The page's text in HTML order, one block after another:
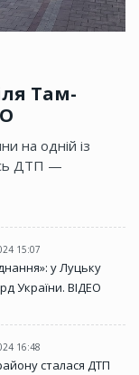
Там-
на одній із
ДТП —
15:07
у Луцьку
України. ВІДЕО
16:48
сталася ДТП